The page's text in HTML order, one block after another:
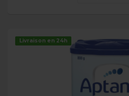
Livraison en 24h